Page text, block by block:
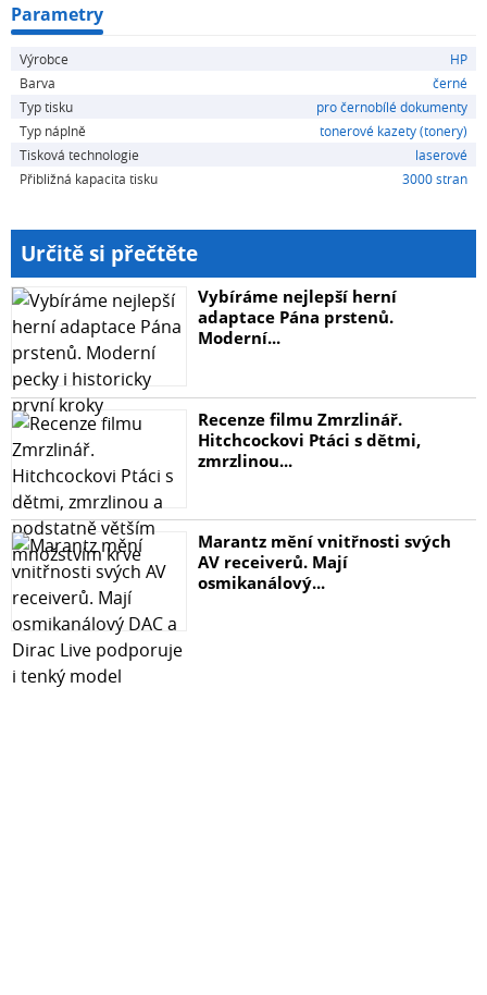
Parametry
Výrobce
HP
Barva
černé
Typ tisku
pro černobílé dokumenty
Typ náplně
tonerové kazety (tonery)
Tisková technologie
laserové
Přibližná kapacita tisku
3000 stran
Určitě si přečtěte
Vybíráme nejlepší herní
adaptace Pána prstenů.
Moderní...
Recenze filmu Zmrzlinář.
Hitchcockovi Ptáci s dětmi,
zmrzlinou...
Marantz mění vnitřnosti svých
AV receiverů. Mají
osmikanálový...